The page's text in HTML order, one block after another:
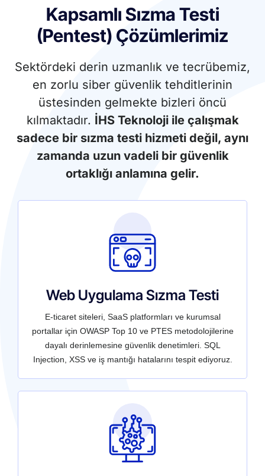
Kapsamlı Sızma Testi
(Pentest) Çözümlerimiz
Sektördeki derin uzmanlık ve tecrübemiz,
en zorlu siber güvenlik tehditlerinin
üstesinden gelmekte bizleri öncü
kılmaktadır. İHS Teknoloji ile çalışmak
sadece bir sızma testi hizmeti değil, aynı
zamanda uzun vadeli bir güvenlik
ortaklığı anlamına gelir.
Web Uygulama Sızma Testi
E-ticaret siteleri, SaaS platformları ve kurumsal
portallar için OWASP Top 10 ve PTES metodolojilerine
dayalı derinlemesine güvenlik denetimleri. SQL
Injection, XSS ve iş mantığı hatalarını tespit ediyoruz.